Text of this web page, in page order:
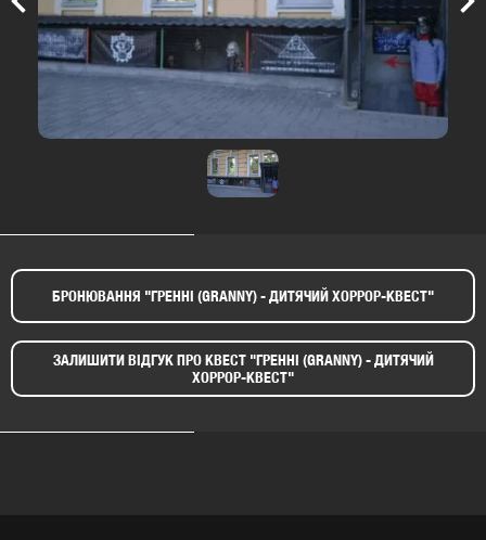
Previous
БРОНЮВАННЯ "ГРЕННІ (GRANNY) - ДИТЯЧИЙ ХОРРОР-КВЕСТ"​
ЗАЛИШИТИ ВІДГУК ПРО КВЕСТ "ГРЕННІ (GRANNY) - ДИТЯЧИЙ
ХОРРОР-КВЕСТ"​